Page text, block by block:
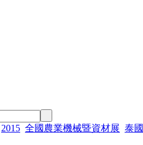
2015 全國農業機械暨資材展 泰國